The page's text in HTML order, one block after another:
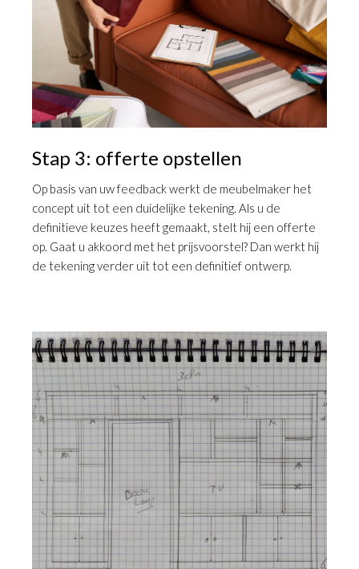
Stap 3: offerte opstellen
Op basis van uw feedback werkt de meubelmaker het
concept uit tot een duidelijke tekening. Als u de
definitieve keuzes heeft gemaakt, stelt hij een offerte
op. Gaat u akkoord met het prijsvoorstel? Dan werkt hij
de tekening verder uit tot een definitief ontwerp.